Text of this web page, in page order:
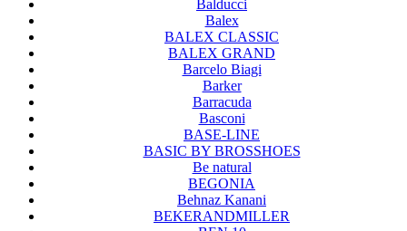
Balducci
Balex
BALEX CLASSIC
BALEX GRAND
Barcelo Biagi
Barker
Barracuda
Basconi
BASE-LINE
BASIC BY BROSSHOES
Be natural
BEGONIA
Behnaz Kanani
BEKERANDMILLER